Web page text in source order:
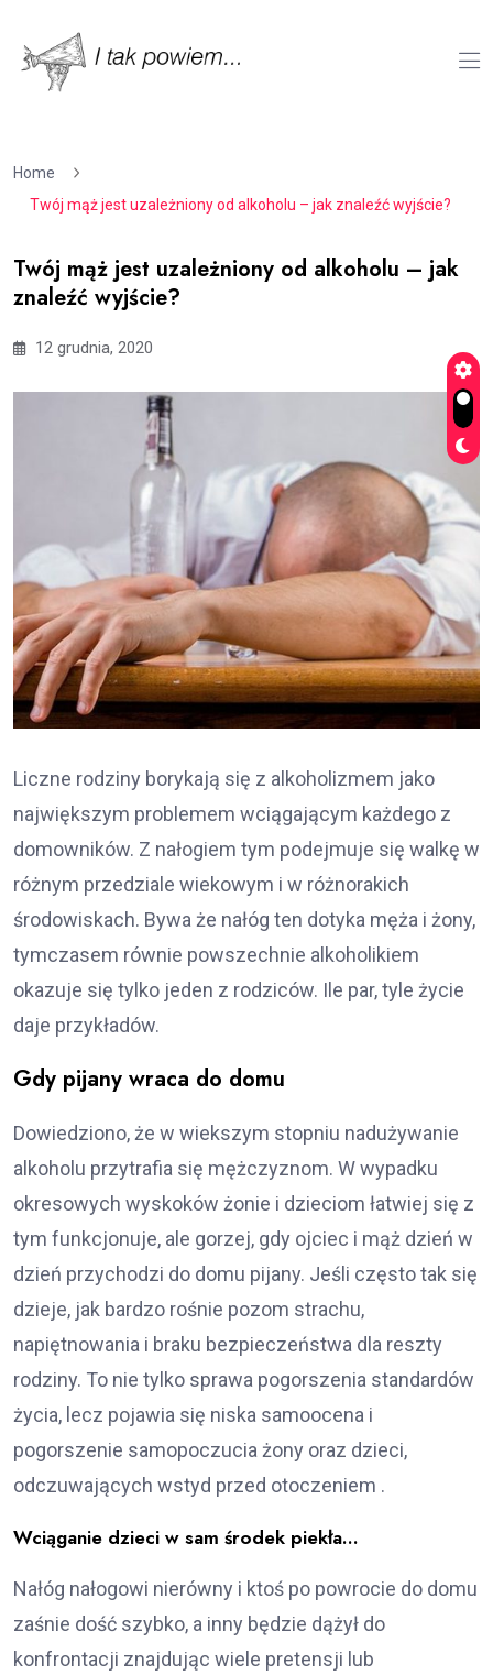
Home
Twój mąż jest uzależniony od alkoholu – jak znaleźć wyjście?
Twój mąż jest uzależniony od alkoholu – jak
znaleźć wyjście?
12 grudnia, 2020
Liczne rodziny borykają się z alkoholizmem jako
największym problemem wciągającym każdego z
domowników. Z nałogiem tym podejmuje się walkę w
różnym przedziale wiekowym i w różnorakich
środowiskach. Bywa że nałóg ten dotyka męża i żony,
tymczasem równie powszechnie alkoholikiem
okazuje się tylko jeden z rodziców. Ile par, tyle życie
daje przykładów.
Gdy pijany wraca do domu
Dowiedziono, że w wiekszym stopniu nadużywanie
alkoholu przytrafia się mężczyznom. W wypadku
okresowych wyskoków żonie i dzieciom łatwiej się z
tym funkcjonuje, ale gorzej, gdy ojciec i mąż dzień w
dzień przychodzi do domu pijany. Jeśli często tak się
dzieje, jak bardzo rośnie pozom strachu,
napiętnowania i braku bezpieczeństwa dla reszty
rodziny. To nie tylko sprawa pogorszenia standardów
życia, lecz pojawia się niska samoocena i
pogorszenie samopoczucia żony oraz dzieci,
odczuwających wstyd przed otoczeniem .
Wciąganie dzieci w sam środek piekła…
Nałóg nałogowi nierówny i ktoś po powrocie do domu
zaśnie dość szybko, a inny będzie dążył do
konfrontacji znajdując wiele pretensji lub